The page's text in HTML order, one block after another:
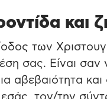
και
των
σας. Είναι
αβεβαιότητα και